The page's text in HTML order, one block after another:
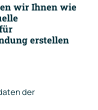
wir Ihnen wie
erstellen
der